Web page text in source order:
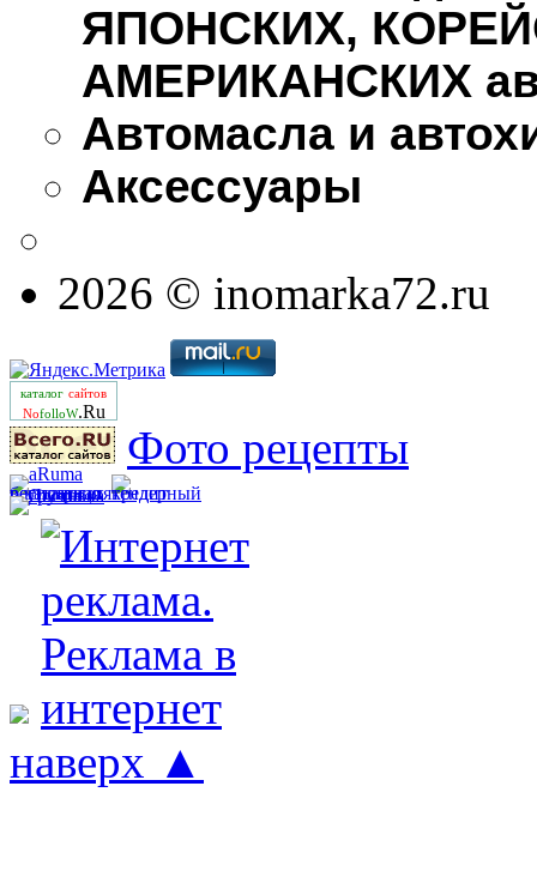
ЯПОНСКИХ,
АМЕРИКАНСКИХ
Автомасла и
Аксессуары
2026 © inomarka72.ru
каталог сайтов
NofolloW.Ru
Фото рецепты
наверх ▲